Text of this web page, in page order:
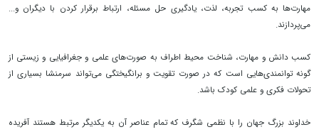
مهارت‌ها به کسب تجربه، لذت، یادگیری حل مسئله، ارتباط برقرار کردن با دیگران و...
می‌پردازند.
کسب دانش و مهارت، شناخت محیط اطراف به صورت‌های علمی و جغرافیایی و زیستی از
گونه توانمندی‌هایی است که در صورت تقویت و برانگیختگی می‌تواند سرمنشا بسیاری از
تحولات فکری و علمی کودک باشد.
خداوند بزرگ جهان را با نظمی شگرف که تمام عناصر آن به یکدیگر مرتبط هستند آفریده